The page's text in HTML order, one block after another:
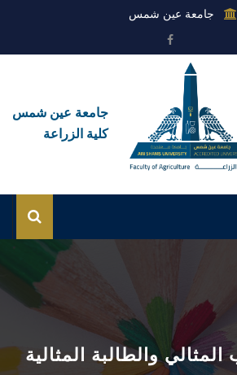
جامعة عين شمس
جامعة عين شمس
كلية الزراعة
عن الكلية
القطاعات
والطالبة المثالية